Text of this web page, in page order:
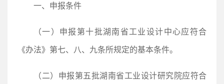
一、申报条件
（一）申报第十批湖南省工业设计中心应符合
《办法》第七、八、九条所规定的基本条件。
（二）申报第五批湖南省工业设计研究院应符合